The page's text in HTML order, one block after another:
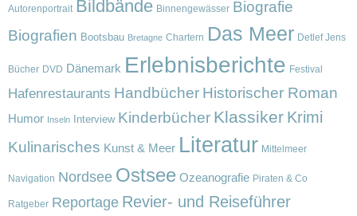
Autorenportrait Bildbände Binnengewässer Biografie
Biografien Bootsbau Bretagne Chartern Das Meer Detlef Jens
Bücher DVD Dänemark Erlebnisberichte Festival
Hafenrestaurants Handbücher Historischer Roman
Humor Inseln Interview Kinderbücher Klassiker Krimi
Kulinarisches Kunst & Meer Literatur Mittelmeer
Navigation Nordsee Ostsee Ozeanografie Piraten & Co
Ratgeber Reportage Revier- und Reiseführer